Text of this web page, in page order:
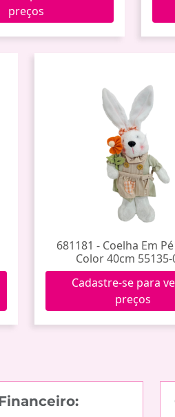
preços
681181 - Coelha Em
Color 40cm 55135-
Cadastre-se para
preços